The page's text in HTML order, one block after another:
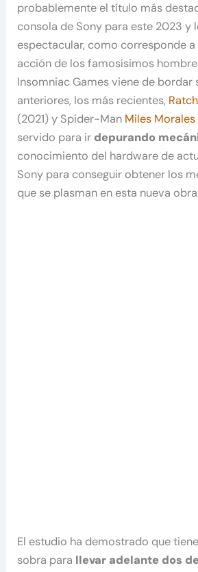
probablemente el título más
consola de Sony para este 2023 y
espectacular, como corresponde
acción de los famosísimos
Insomniac Games viene de bordar
anteriores, los más recientes,
(2021) y Spider-Man Miles Morales
servido para ir depurando
conocimiento del hardware de
Sony para conseguir obtener los
que se plasman en esta nueva
El estudio ha demostrado que
sobra para llevar adelante dos